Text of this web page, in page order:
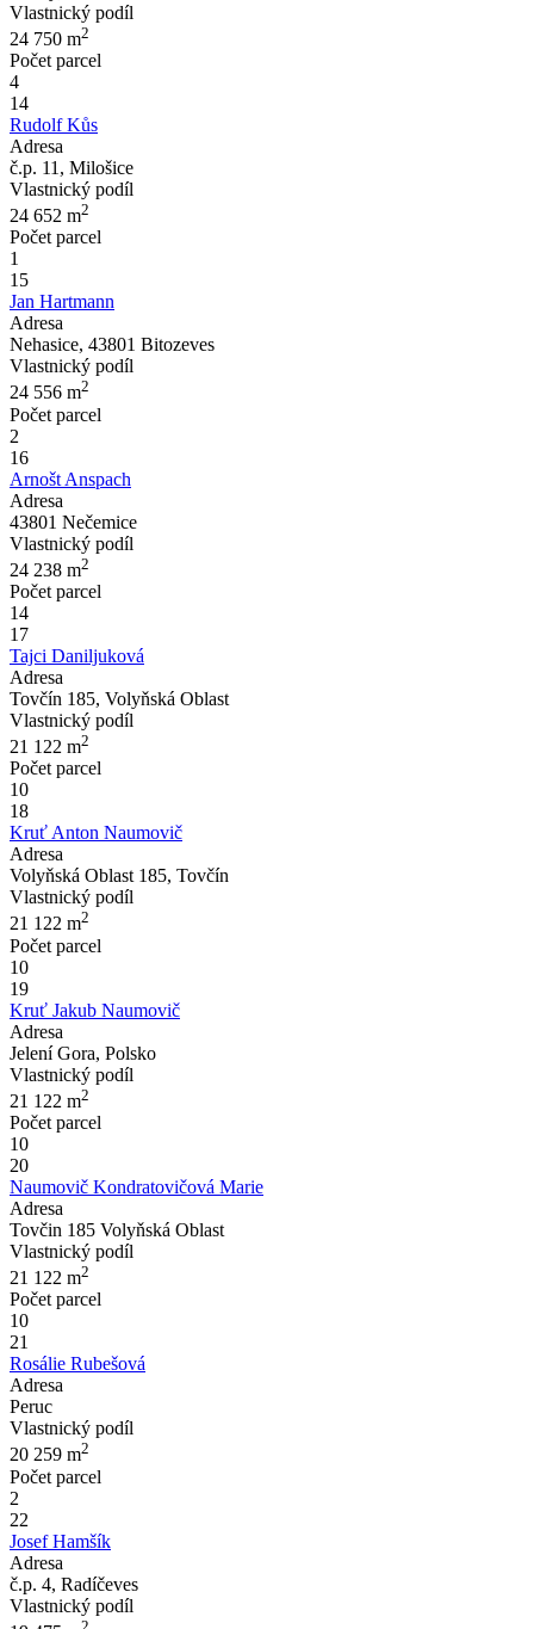
Vlastnický podíl
24 750 m2
Počet parcel
4
14
Rudolf Kůs
Adresa
č.p. 11, Milošice
Vlastnický podíl
24 652 m2
Počet parcel
1
15
Jan Hartmann
Adresa
Nehasice, 43801 Bitozeves
Vlastnický podíl
24 556 m2
Počet parcel
2
16
Arnošt Anspach
Adresa
43801 Nečemice
Vlastnický podíl
24 238 m2
Počet parcel
14
17
Tajci Daniljuková
Adresa
Tovčín 185, Volyňská Oblast
Vlastnický podíl
21 122 m2
Počet parcel
10
18
Kruť Anton Naumovič
Adresa
Volyňská Oblast 185, Tovčín
Vlastnický podíl
21 122 m2
Počet parcel
10
19
Kruť Jakub Naumovič
Adresa
Jelení Gora, Polsko
Vlastnický podíl
21 122 m2
Počet parcel
10
20
Naumovič Kondratovičová Marie
Adresa
Tovčin 185 Volyňská Oblast
Vlastnický podíl
21 122 m2
Počet parcel
10
21
Rosálie Rubešová
Adresa
Peruc
Vlastnický podíl
20 259 m2
Počet parcel
2
22
Josef Hamšík
Adresa
č.p. 4, Radíčeves
Vlastnický podíl